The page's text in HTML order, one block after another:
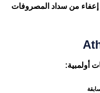
إعفاء من سداد المصروفات
أولمبية: